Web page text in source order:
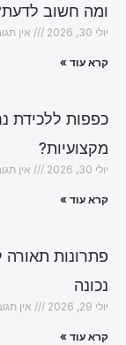
ומה חשוב
יולי 30, 2026 אין
קרא עוד »
כפפות ללכידת
מקצועיות?
יולי 30, 2026 אין
קרא עוד »
פתרונות
נכונה
יולי 29, 2026 אין
קרא עוד »